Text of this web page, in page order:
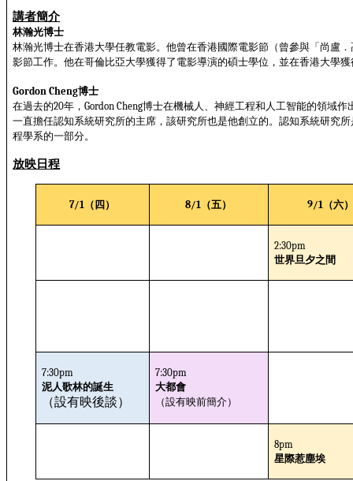
講者簡介
林瀚光博士
林瀚光博士在香港大學任教電影。他曾在香港國際電影節（曾參與「尚盧
影節工作。他在哥倫比亞大學獲得了電影導演的碩士學位，並在香港大學
Gordon Cheng博士
在過去的20年，Gordon Cheng博士在機械人、神經工程和人工智能的領域作
一直擔任認知系統研究所的主席，該研究所也是他創立的。認知系統研究
程學系的一部分。
放映日程
7/1 （四） 8/1 （五） 9/1（六）
2:30pm
世界旦夕之間
7:30pm
泥人歌林的誕生
（設有映後談）
7:30pm
大都會
（設有映前簡介）
8pm
星際惹塵埃